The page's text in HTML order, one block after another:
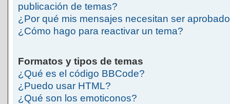
publicación de temas?
¿Por qué mis mensajes necesitan ser
¿Cómo hago para reactivar un tema?
Formatos y tipos de temas
¿Qué es el código BBCode?
¿Puedo usar HTML?
¿Qué son los emoticonos?